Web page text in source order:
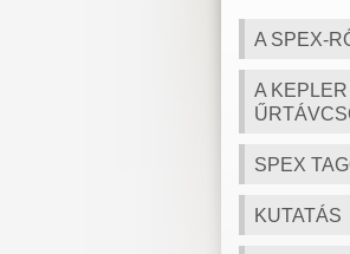
A SPEX-
A KEPLER
SPEX
KUTATÁS